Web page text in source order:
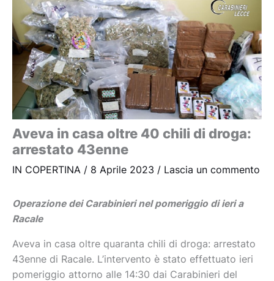
Aveva in casa oltre 40 chili di droga:
arrestato 43enne
IN COPERTINA / 8 Aprile 2023 / Lascia un commento
Operazione dei Carabinieri nel pomeriggio di ieri a
Racale
Aveva in casa oltre quaranta chili di droga: arrestato
43enne di Racale. L’intervento è stato effettuato ieri
pomeriggio attorno alle 14:30 dai Carabinieri del